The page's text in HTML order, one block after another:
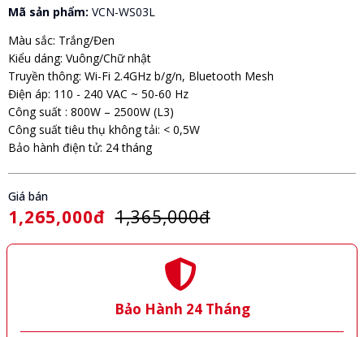
Mã sản phẩm: VCN-WS03L
Màu sắc: Trắng/Đen
Kiểu dáng: Vuông/Chữ nhật
Truyền thông: Wi-Fi 2.4GHz b/g/n, Bluetooth Mesh
Điện áp: 110 - 240 VAC ~ 50-60 Hz
Công suất : 800W – 2500W (L3)
Công suất tiêu thụ không tải: < 0,5W
Bảo hành điện tử: 24 tháng
Giá bán
1,265,000đ 1,365,000đ
Bảo Hành 24 Tháng